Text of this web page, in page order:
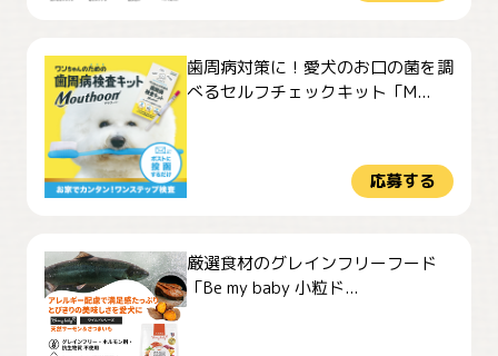
歯周病対策に！愛犬のお口の菌を調
べるセルフチェックキット「M...
応募する
厳選食材のグレインフリーフード
「Be my baby 小粒ド...